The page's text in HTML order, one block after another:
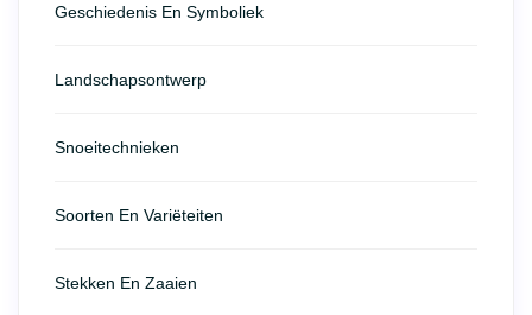
Geschiedenis En Symboliek
Landschapsontwerp
Snoeitechnieken
Soorten En Variëteiten
Stekken En Zaaien